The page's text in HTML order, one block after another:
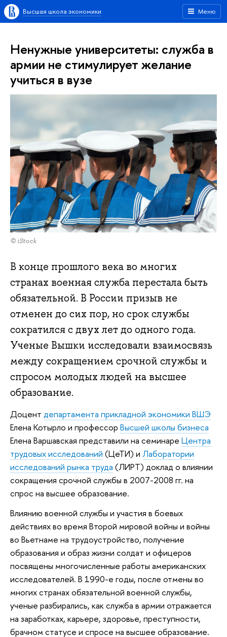
Меню
Высшая школа экономики
Ненужные университеты: служба в
армии не стимулирует желание
учиться в вузе
© iStock
В конце прошлого века во многих
странах военная служба перестала быть
обязательной. В России призыв не
отменен до сих пор, но срок службы
сократился с двух лет до одного года.
Ученые Вышки исследовали взаимосвязь
между сокращением срочной службы и
спросом молодых людей на высшее
образование.
Доцент департамента прикладной экономики ВШЭ
Елена Котырло и профессор Высшей школы бизнеса
Елена Варшавская представили на семинаре Центра
трудовых исследований (ЦеТИ) и Лаборатории
исследований рынка труда (ЛИРТ) доклад о влиянии
сокращения срочной службы в 2007-2008 гг. на
спрос на высшее образование.
Влиянию военной службы и участия в боевых
действиях во время Второй мировой войны и войны
во Вьетнаме на трудоустройство, получение
образования и образ жизни солдат и офицеров
посвящены многочисленные работы американских
исследователей. В 1990-е годы, после отмены во
многих странах обязательной военной службы,
ученые разбирались, как служба в армии отражается
на заработках, карьере, здоровье, преступности,
брачном статусе и спросе на высшее образование.